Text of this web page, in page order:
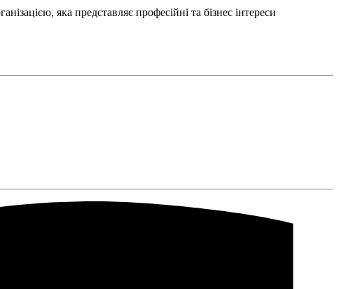
яка представляє професійні та бізнес інтереси